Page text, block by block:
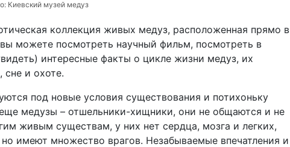
Киевский музей медуз
коллекция живых медуз, расположенная прямо в
можете посмотреть научный фильм, посмотреть в
интересные факты о цикле жизни медуз, их
сне и охоте.
под новые условия существования и потихоньку
медузы – отшельники-хищники, они не общаются и не
живым существам, у них нет сердца, мозга и легких,
имеют множество врагов. Незабываемые впечатления и